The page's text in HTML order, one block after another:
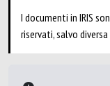
I documenti in IRIS
riservati, salvo